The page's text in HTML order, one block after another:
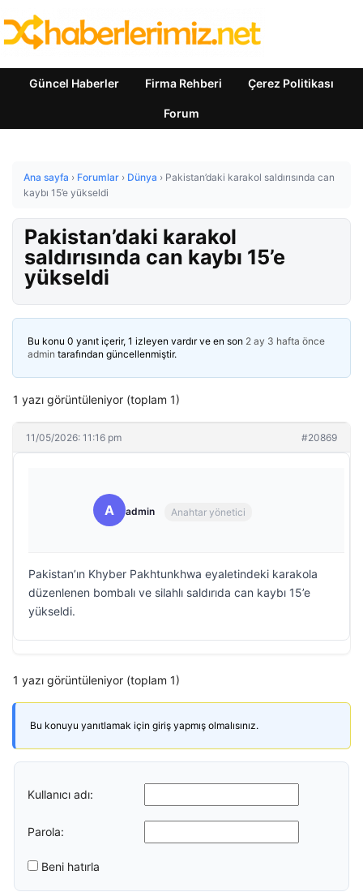
Güncel Haberler Firma Rehberi Çerez Politikası
Forum
Ana sayfa › Forumlar › Dünya › Pakistan’daki karakol saldırısında can
kaybı 15’e yükseldi
Pakistan’daki karakol
saldırısında can kaybı 15’e
yükseldi
Bu konu 0 yanıt içerir, 1 izleyen vardır ve en son 2 ay 3 hafta önce
admin tarafından güncellenmiştir.
1 yazı görüntüleniyor (toplam 1)
11/05/2026: 11:16 pm #20869
A admin Anahtar yönetici
Pakistan’ın Khyber Pakhtunkhwa eyaletindeki karakola
düzenlenen bombalı ve silahlı saldırıda can kaybı 15’e
yükseldi.
1 yazı görüntüleniyor (toplam 1)
Bu konuyu yanıtlamak için giriş yapmış olmalısınız.
Kullanıcı adı:
Parola:
Beni hatırla